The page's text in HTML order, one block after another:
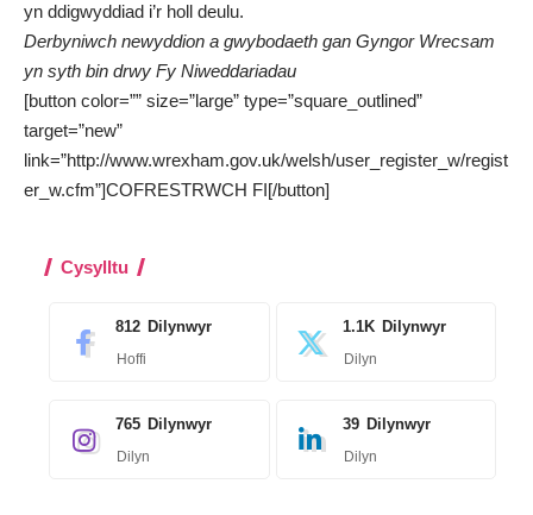
yn ddigwyddiad i’r holl deulu.
Derbyniwch newyddion a gwybodaeth gan Gyngor Wrecsam
yn syth bin drwy Fy Niweddariadau
[button color=”” size=”large” type=”square_outlined”
target=”new”
link=”http://www.wrexham.gov.uk/welsh/user_register_w/regist
er_w.cfm”]COFRESTRWCH FI[/button]
Cysylltu
812 Dilynwyr
Hoffi
1.1K Dilynwyr
Dilyn
765 Dilynwyr
Dilyn
39 Dilynwyr
Dilyn